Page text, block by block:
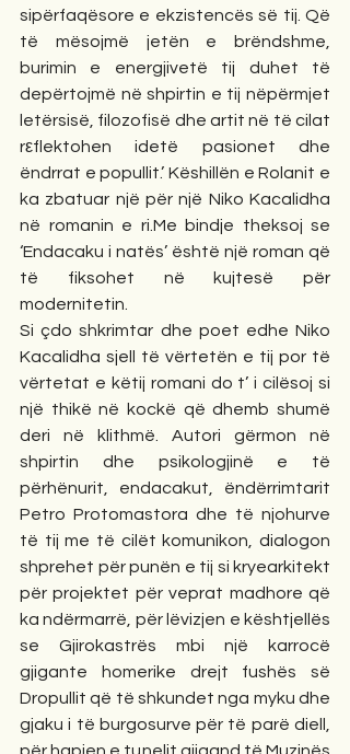
sipërfaqësore e ekzistencës së tij. Që
të mësojmë jetën e brëndshme,
burimin e energjivetë tij duhet të
depërtojmë në shpirtin e tij nëpërmjet
letërsisë, filozofisë dhe artit në të cilat
rεflektohen idetë pasionet dhe
ëndrrat e popullit.’ Këshillën e Rolanit e
ka zbatuar një për një Niko Kacalidha
në romanin e ri.Me bindje theksoj se
‘Endacaku i natës’ është një roman që
të fiksohet në kujtesë për
modernitetin.
Si çdo shkrimtar dhe poet edhe Niko
Kacalidha sjell të vërtetën e tij por të
vërtetat e këtij romani do t’ i cilësoj si
një thikë në kockë që dhemb shumë
deri në klithmë. Autori gërmon në
shpirtin dhe psikologjinë e të
përhënurit, endacakut, ëndërrimtarit
Petro Protomastora dhe të njohurve
të tij me të cilët komunikon, dialogon
shprehet për punën e tij si kryearkitekt
për projektet për veprat madhore që
ka ndërmarrë, për lëvizjen e kështjellës
se Gjirokastrës mbi një karrocë
gjigante homerike drejt fushës së
Dropullit që të shkundet nga myku dhe
gjaku i të burgosurve për të parë diell,